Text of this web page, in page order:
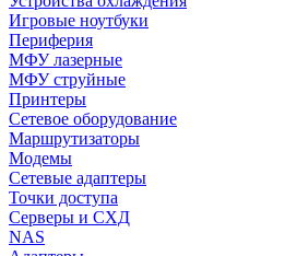
Игровые ноутбуки
Периферия
МФУ лазерные
МФУ струйные
Принтеры
Сетевое оборудование
Маршрутизаторы
Модемы
Сетевые адаптеры
Точки доступа
Серверы и СХД
NAS